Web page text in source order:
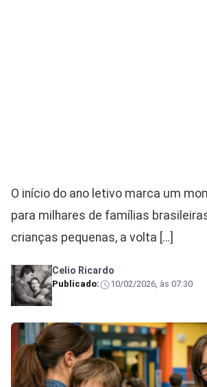
O início do ano letivo marca um
para milhares de famílias
crianças pequenas, a volta […]
Celio Ricardo
Publicado: 10/02/2026, às 07:30